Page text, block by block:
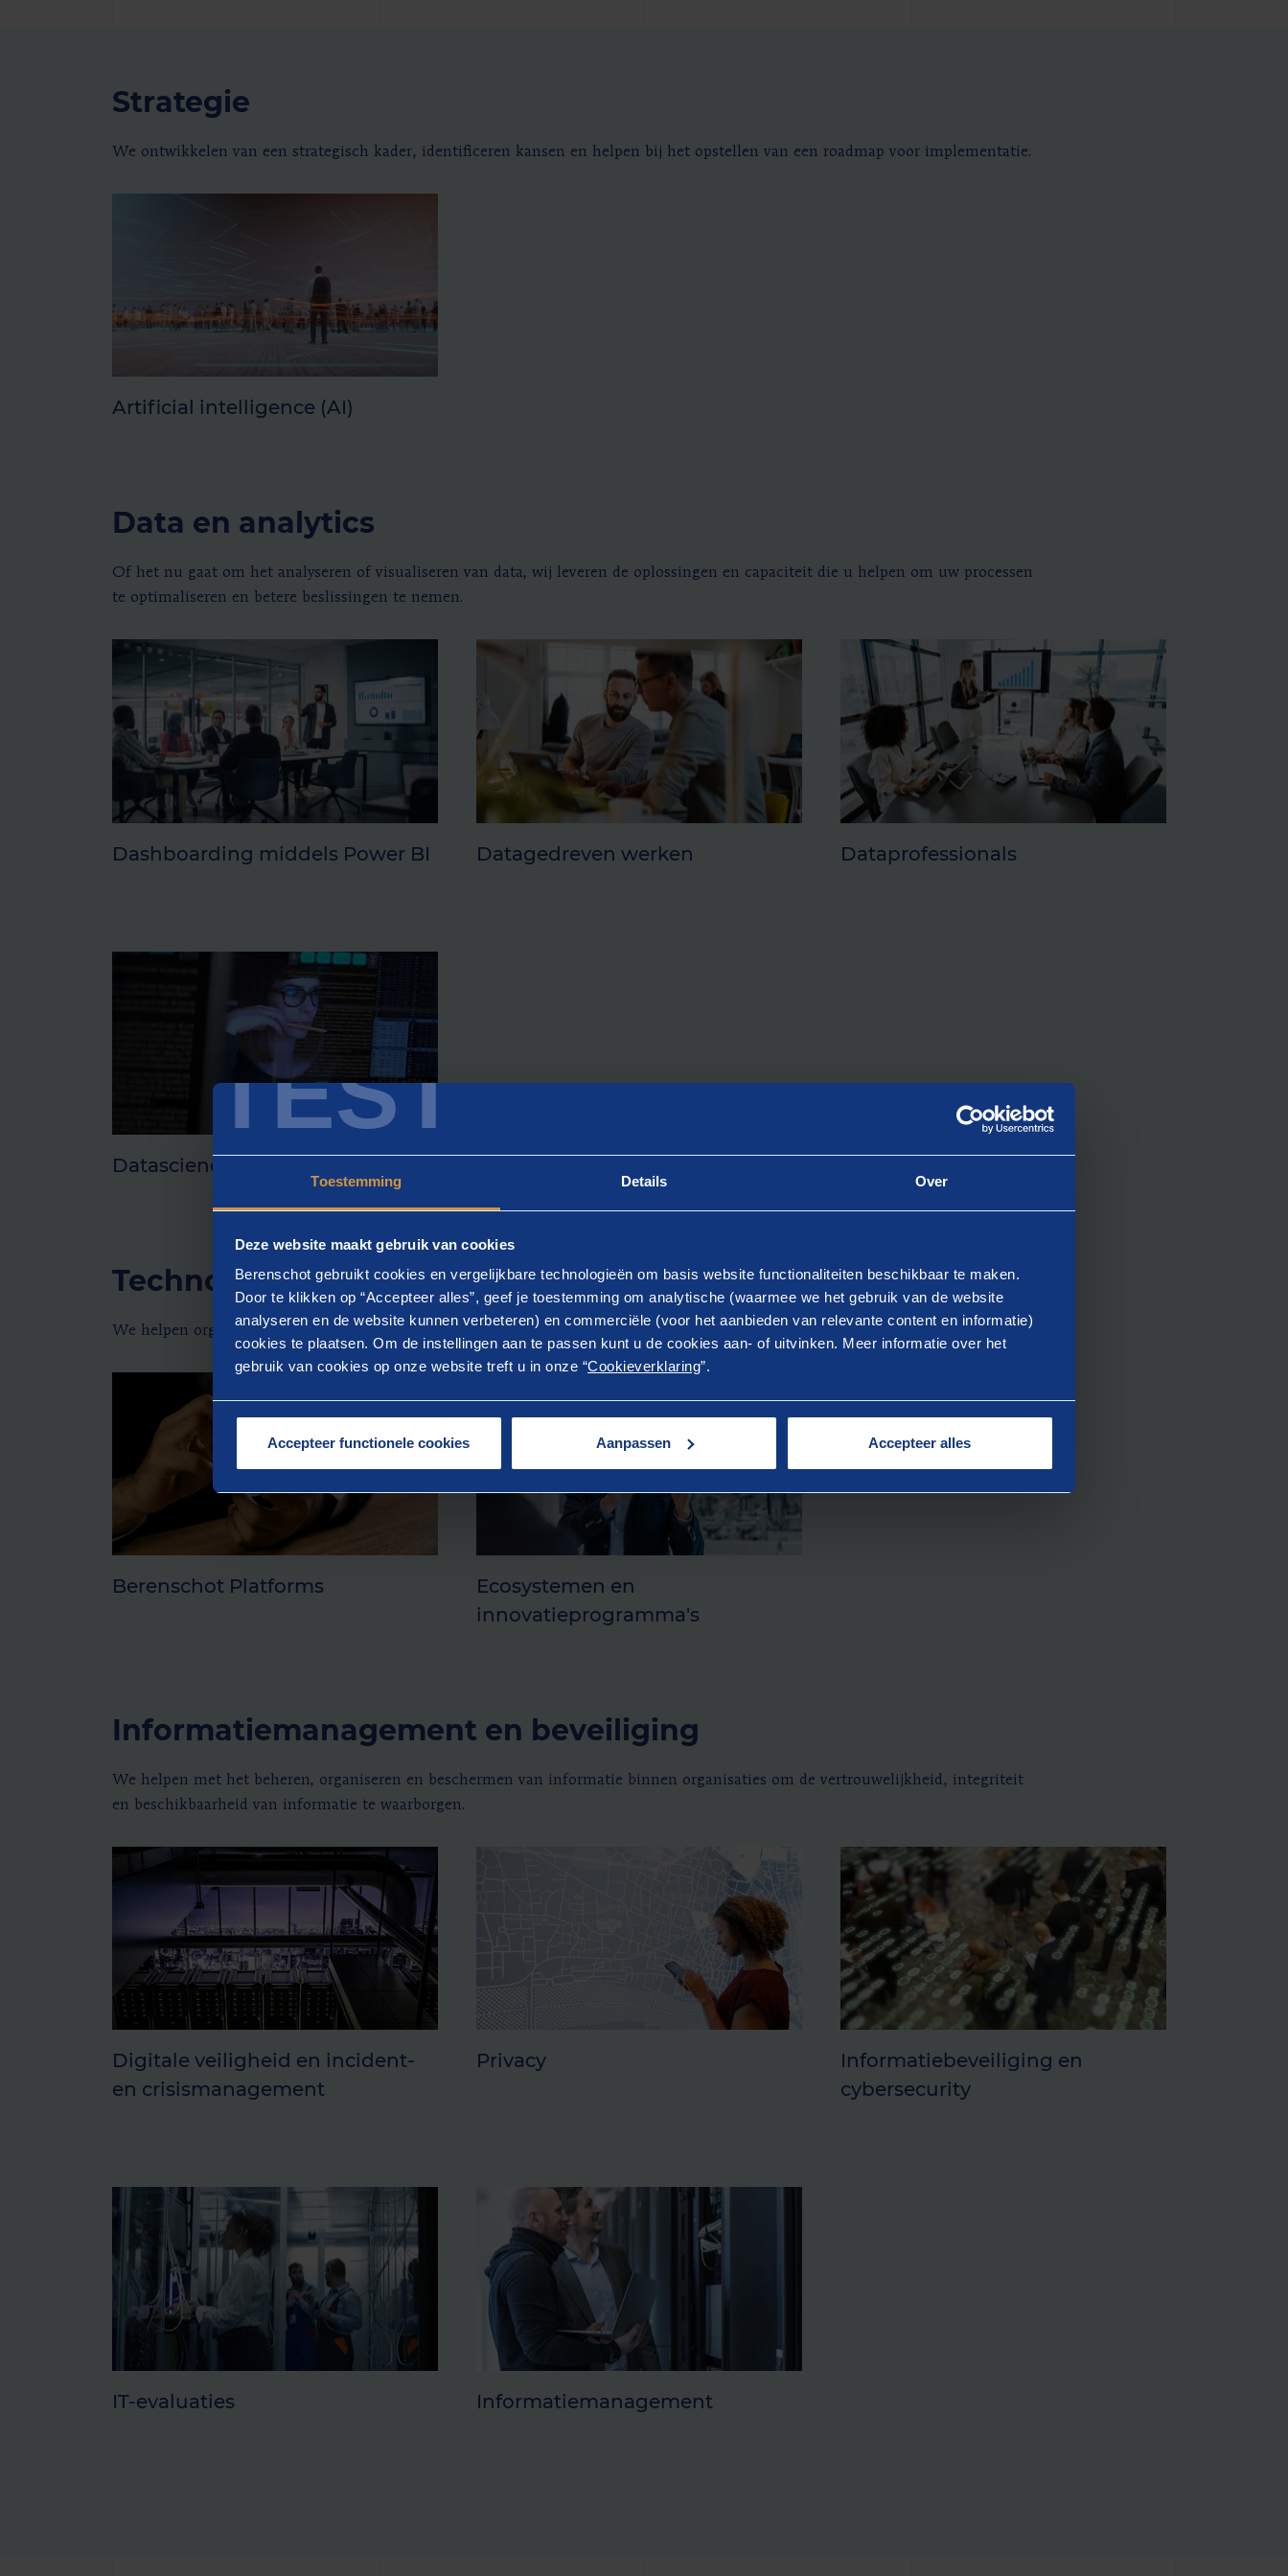
TEST
Toestemming Details Over
Deze website maakt gebruik van cookies
Berenschot gebruikt cookies en vergelijkbare technologieën om basis website functionaliteiten beschikbaar te maken.
Door te klikken op “Accepteer alles”, geef je toestemming om analytische (waarmee we het gebruik van de website
analyseren en de website kunnen verbeteren) en commerciële (voor het aanbieden van relevante content en informatie)
cookies te plaatsen. Om de instellingen aan te passen kunt u de cookies aan- of uitvinken. Meer informatie over het
gebruik van cookies op onze website treft u in onze “Cookieverklaring”.
Accepteer functionele cookies Aanpassen Accepteer alles
Strategie
We ontwikkelen van een strategisch kader, identificeren kansen en helpen bij het opstellen van een roadmap voor implementatie.
Artificial intelligence (AI)
Data en analytics
Of het nu gaat om het analyseren of visualiseren van data, wij leveren de oplossingen en capaciteit die u helpen om uw processen
te optimaliseren en betere beslissingen te nemen.
Dashboarding middels Power BI Datagedreven werken Dataprofessionals
Datascience
Technologie en platforms
We helpen organisaties bij het veilig beheren van data, gegevens en inzichten en maken dataproducten op maat.
Berenschot Platforms
Ecosystemen en
innovatieprogramma's
Informatiemanagement en beveiliging
We helpen met het beheren, organiseren en beschermen van informatie binnen organisaties om de vertrouwelijkheid, integriteit
en beschikbaarheid van informatie te waarborgen.
Digitale veiligheid en incident-
en crisismanagement
Privacy
Informatiebeveiliging en
cybersecurity
IT-evaluaties Informatiemanagement